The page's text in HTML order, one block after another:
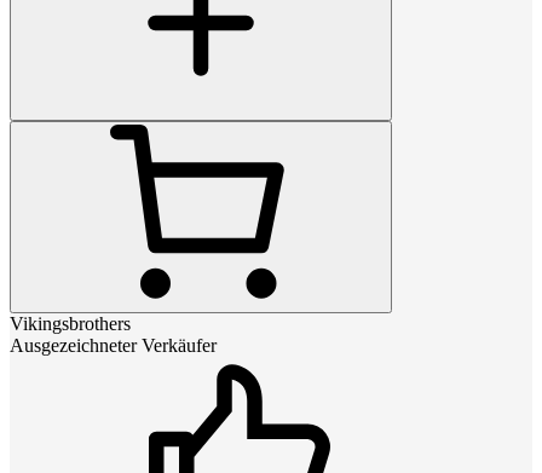
Vikingsbrothers
Ausgezeichneter Verkäufer